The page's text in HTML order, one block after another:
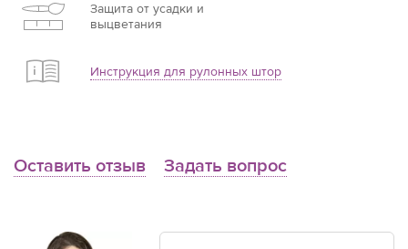
Защита от усадки и
выцветания
Инструкция для рулонных штор
Оставить отзыв Задать вопрос